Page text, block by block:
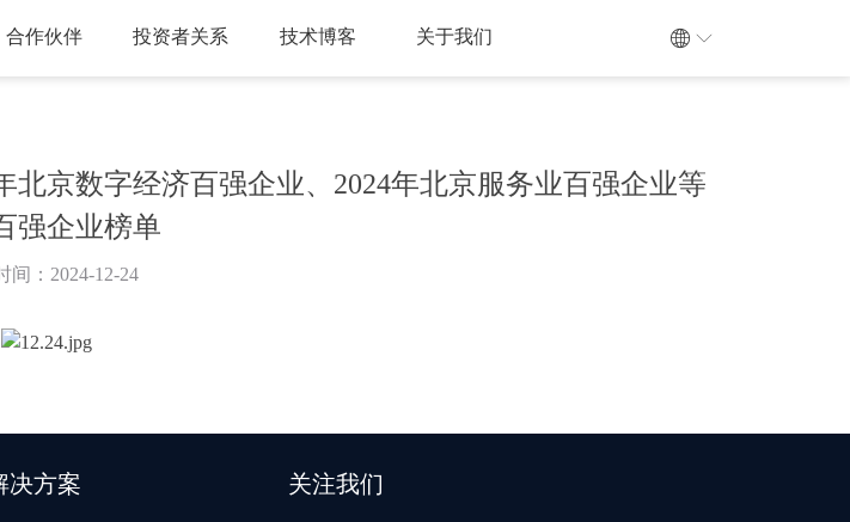
合作伙伴 投资者关系 技术博客 关于我们
北京数字经济百强企业、2024年北京服务业百强企业等
强企业榜单
间：2024-12-24
决方案 关注我们